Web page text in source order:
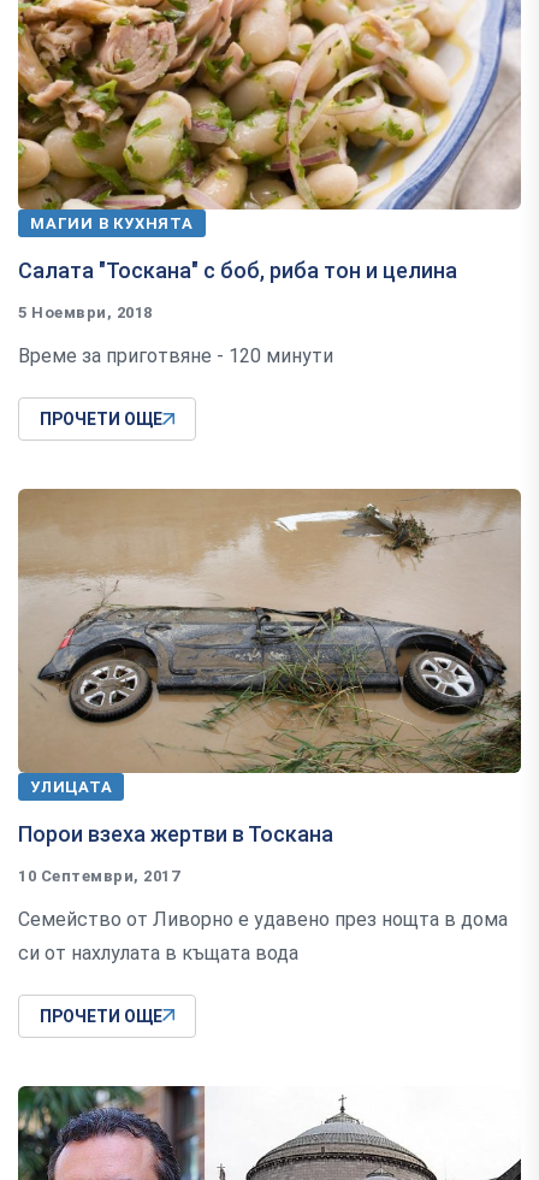
МАГИИ В КУХНЯТА
Салата "Тоскана" с боб, риба тон и целина
5 Ноември, 2018
Време за приготвяне - 120 минути
ПРОЧЕТИ ОЩЕ
УЛИЦАТА
Порои взеха жертви в Тоскана
10 Септември, 2017
Семейство от Ливорно е удавено през нощта в дома
си от нахлулата в къщата вода
ПРОЧЕТИ ОЩЕ